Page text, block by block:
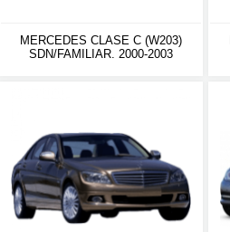
MERCEDES CLASE C (W203)
SDN/FAMILIAR. 2000-2003